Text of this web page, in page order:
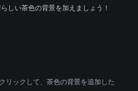
しい茶色の背景を加えましょう！
リックして、茶色の背景を追加した